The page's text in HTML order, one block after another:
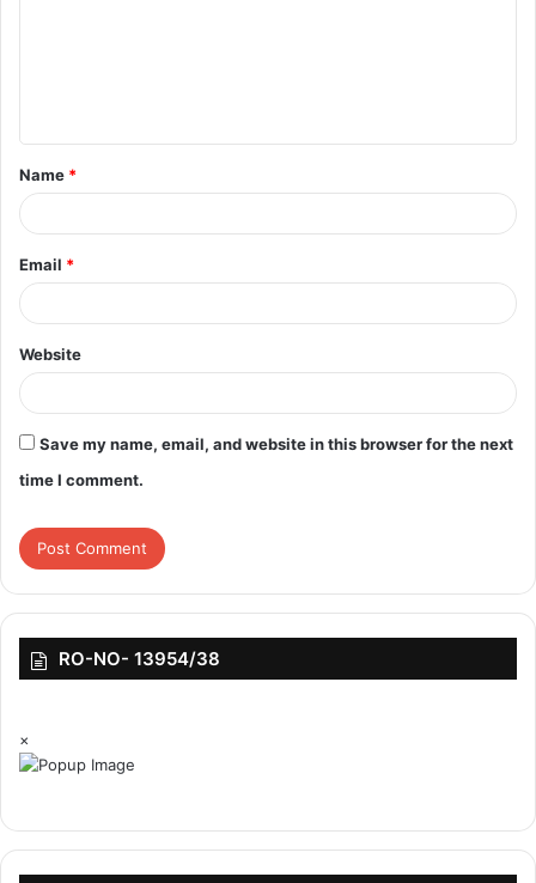
t
*
Name *
Email *
Website
Save my name, email, and website in this browser for the next
time I comment.
RO-NO- 13954/38
×